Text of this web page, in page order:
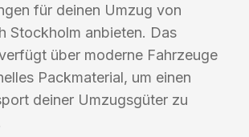
für deinen Umzug von
Stockholm anbieten. Das
über moderne Fahrzeuge
Packmaterial, um einen
deiner Umzugsgüter zu